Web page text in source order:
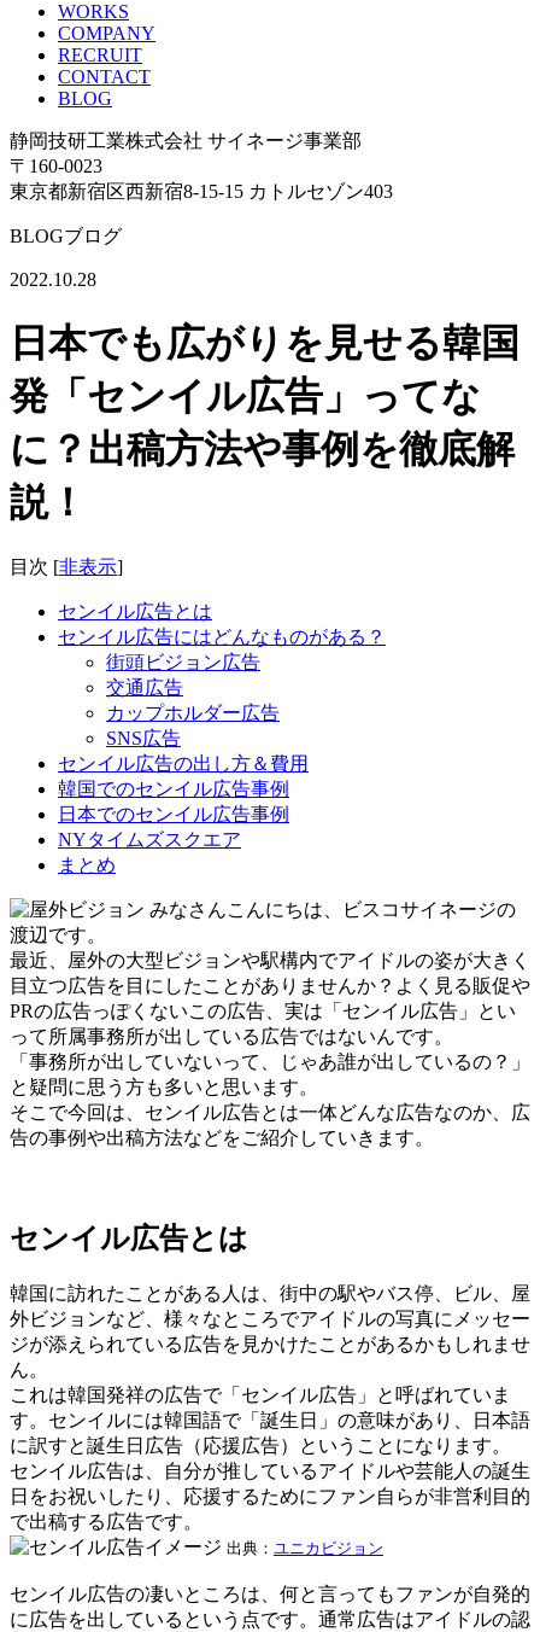
WORKS
COMPANY
RECRUIT
CONTACT
BLOG
静岡技研工業株式会社 サイネージ事業部
〒160-0023
東京都新宿区西新宿8-15-15 カトルセゾン403
BLOGブログ
2022.10.28
日本でも広がりを見せる韓国
発「センイル広告」ってな
に？出稿方法や事例を徹底解
説！
目次 [非表示]
センイル広告とは
センイル広告にはどんなものがある？
街頭ビジョン広告
交通広告
カップホルダー広告
SNS広告
センイル広告の出し方＆費用
韓国でのセンイル広告事例
日本でのセンイル広告事例
NYタイムズスクエア
まとめ
みなさんこんにちは、ビスコサイネージの
渡辺です。
最近、屋外の大型ビジョンや駅構内でアイドルの姿が大きく
目立つ広告を目にしたことがありませんか？よく見る販促や
PRの広告っぽくないこの広告、実は「センイル広告」とい
って所属事務所が出している広告ではないんです。
「事務所が出していないって、じゃあ誰が出しているの？」
と疑問に思う方も多いと思います。
そこで今回は、センイル広告とは一体どんな広告なのか、広
告の事例や出稿方法などをご紹介していきます。
センイル広告とは
韓国に訪れたことがある人は、街中の駅やバス停、ビル、屋
外ビジョンなど、様々なところでアイドルの写真にメッセー
ジが添えられている広告を見かけたことがあるかもしれませ
ん。
これは韓国発祥の広告で「センイル広告」と呼ばれていま
す。センイルには韓国語で「誕生日」の意味があり、日本語
に訳すと誕生日広告（応援広告）ということになります。
センイル広告は、自分が推しているアイドルや芸能人の誕生
日をお祝いしたり、応援するためにファン自らが非営利目的
で出稿する広告です。
出典： ユニカビジョン
センイル広告の凄いところは、何と言ってもファンが自発的
に広告を出しているという点です。通常広告はアイドルの認